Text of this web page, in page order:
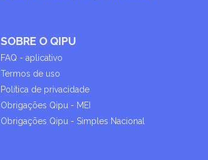
SOBRE O QIPU
FAQ - aplicativo
Termos de uso
Política de privacidade
Obrigações Qipu - MEI
Obrigações Qipu - Simples Nacional